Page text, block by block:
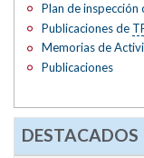
Plan de inspección
Publicaciones de
Memorias de
Publicaciones
DESTACADOS